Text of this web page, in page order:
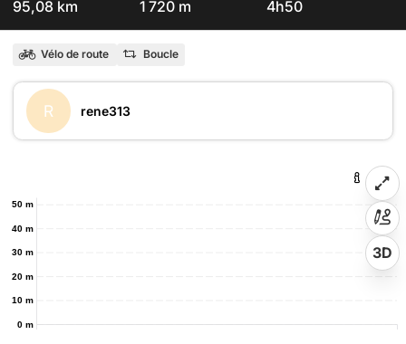
95,08 km 1 720 m 4h50
Vélo de route Boucle
R rene313
0 m
10 m
20 m
30 m
40 m
50 m
3D